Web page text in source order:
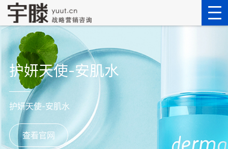
护妍天使-安肌水
护妍天使-安肌水
查看官网